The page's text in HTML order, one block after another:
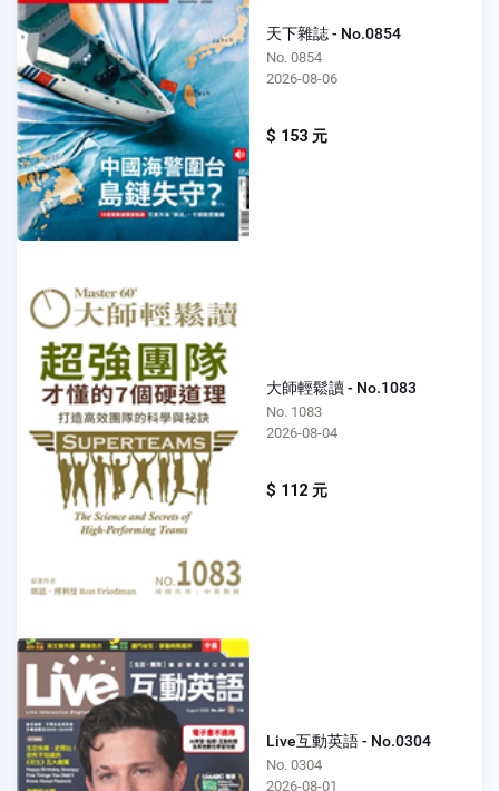
天下雜誌 - No.0854
No. 0854
2026-08-06
$ 153 元
大師輕鬆讀 - No.1083
No. 1083
2026-08-04
$ 112 元
Live互動英語 - No.0304
No. 0304
2026-08-01